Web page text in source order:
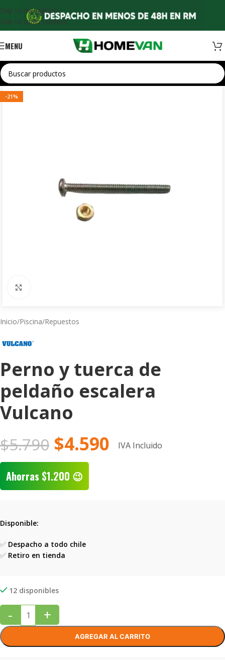
Skip to navigation
Skip to main content
MENU
-21%
Inicio/Piscina/Repuestos
Perno y tuerca de
peldaño escalera
Vulcano
$5.790 $4.590 IVA Incluido
Ahorras $1.200 😉
Disponible:
✅ Despacho a todo chile
✅ Retiro en tienda
12 disponibles
- +
AGREGAR AL CARRITO